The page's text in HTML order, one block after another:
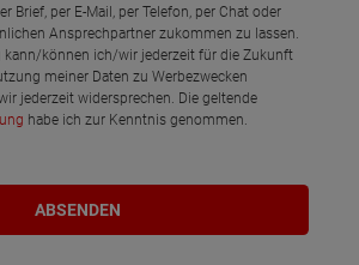
Brief, per E-Mail, per Telefon, per Chat oder
Ansprechpartner zukommen zu lassen.
kann/können ich/wir jederzeit für die Zukunft
meiner Daten zu Werbezwecken
jederzeit widersprechen. Die geltende
habe ich zur Kenntnis genommen.